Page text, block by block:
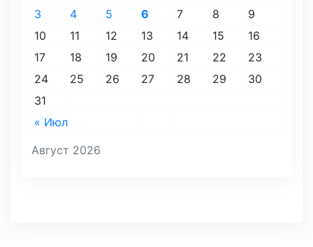
Август 2026
« Июл
3
4 5 6 7 8
9
10
11 12 13 14 15
16
17
18 19 20 21 22
23
24
25 26 27 28 29
30
31